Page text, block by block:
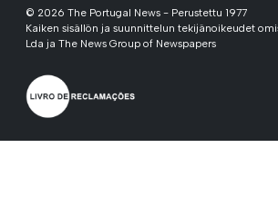
© 2026 The Portugal News - Perustettu 1977
Kaiken sisällön ja suunnittelun tekijänoikeudet
Lda ja The News Group of Newspapers